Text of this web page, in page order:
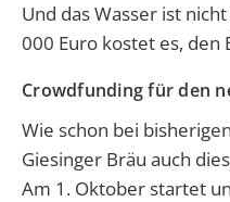
Und das Wasser ist
000 Euro kostet es, den
Crowdfunding für den
Wie schon bei
Giesinger Bräu auch
Am 1. Oktober startet